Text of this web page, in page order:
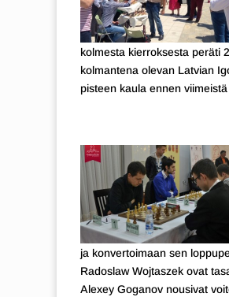
kolmesta kierroksesta peräti
kolmantena olevan Latvian
pisteen kaula ennen
ja konvertoimaan sen
Radoslaw Wojtaszek ovat
Alexey Goganov nousivat